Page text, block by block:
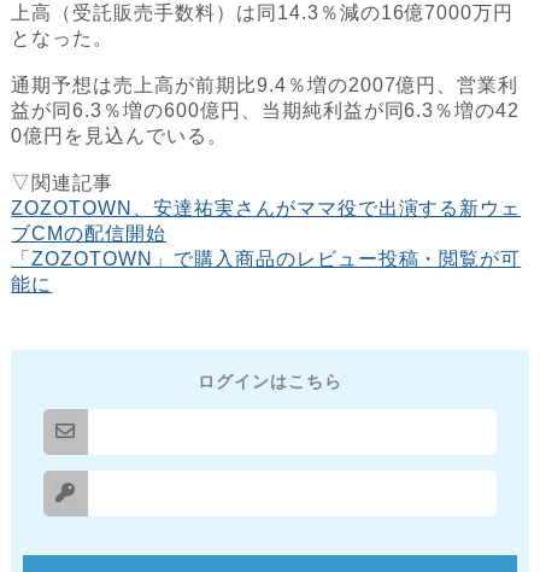
上高（受託販売手数料）は同14.3％減の16億7000万円
となった。
通期予想は売上高が前期比9.4％増の2007億円、営業利
益が同6.3％増の600億円、当期純利益が同6.3％増の42
0億円を見込んでいる。
▽関連記事
ZOZOTOWN、安達祐実さんがママ役で出演する新ウェ
ブCMの配信開始
「ZOZOTOWN」で購入商品のレビュー投稿・閲覧が可
能に
ログインはこちら